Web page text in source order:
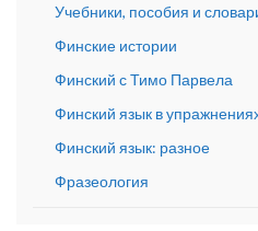
Учебники, пособия и
Финские истории
Финский с Тимо Парвела
Финский язык в
Финский язык: разное
Фразеология